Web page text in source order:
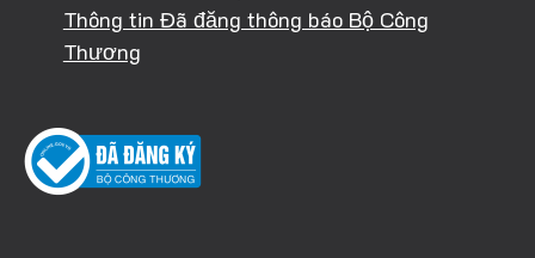
Thông tin Đã đăng thông báo Bộ Công
Thương